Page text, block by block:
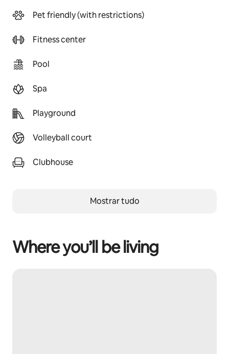
Pet friendly (with restrictions)
Fitness center
Pool
Spa
Playground
Volleyball court
Clubhouse
Mostrar tudo
Where you’ll be living